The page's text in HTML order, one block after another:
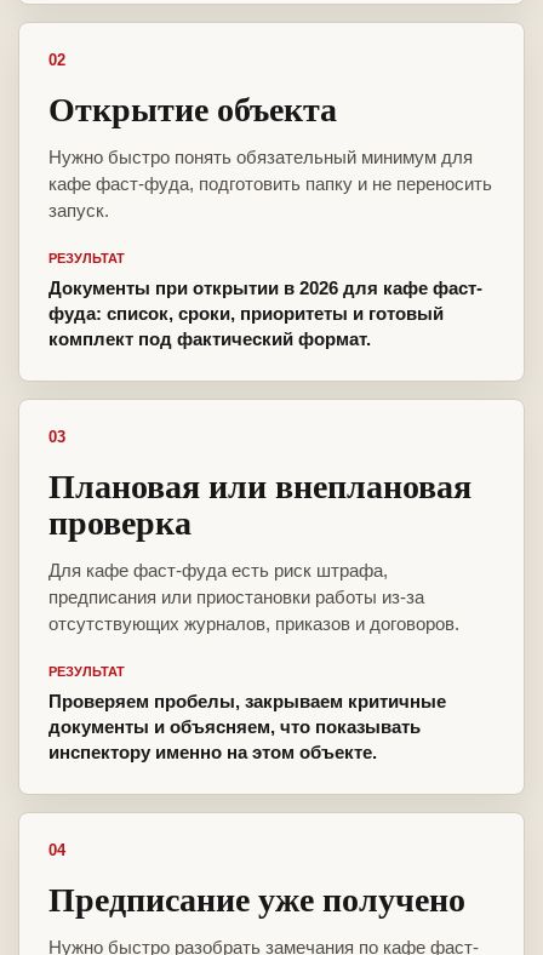
02
Открытие объекта
Нужно быстро понять обязательный минимум для
кафе фаст-фуда, подготовить папку и не переносить
запуск.
РЕЗУЛЬТАТ
Документы при открытии в 2026 для кафе фаст-
фуда: список, сроки, приоритеты и готовый
комплект под фактический формат.
03
Плановая или внеплановая
проверка
Для кафе фаст-фуда есть риск штрафа,
предписания или приостановки работы из-за
отсутствующих журналов, приказов и договоров.
РЕЗУЛЬТАТ
Проверяем пробелы, закрываем критичные
документы и объясняем, что показывать
инспектору именно на этом объекте.
04
Предписание уже получено
Нужно быстро разобрать замечания по кафе фаст-